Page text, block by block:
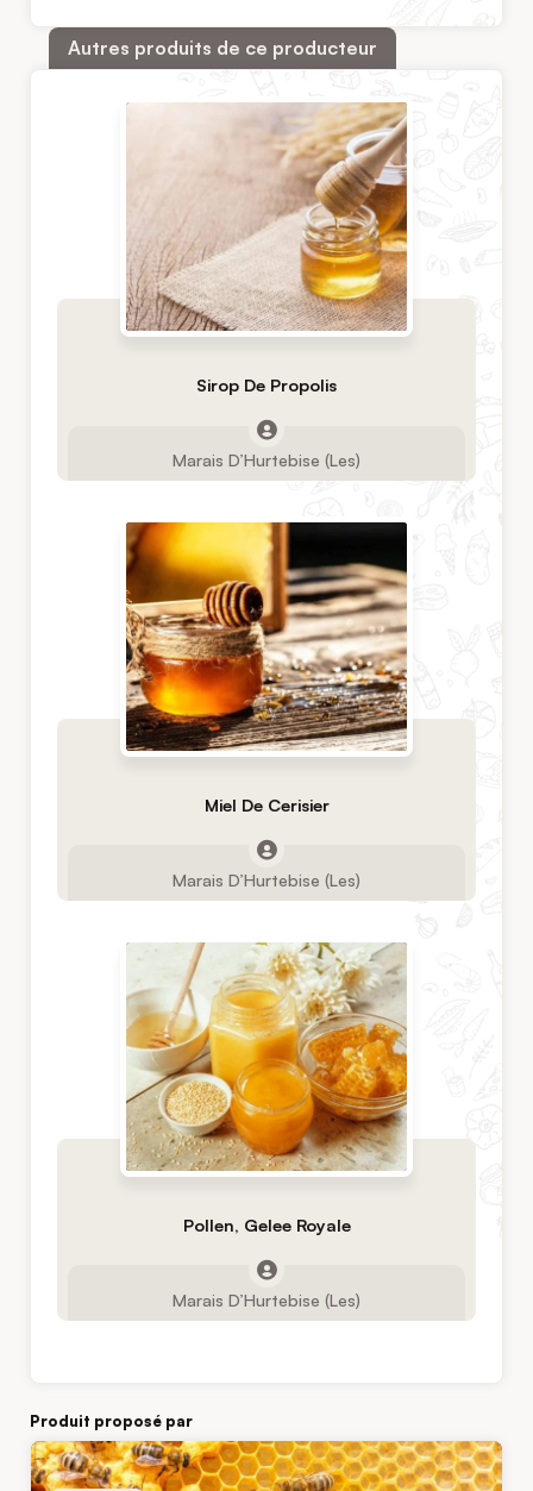
Autres produits de ce producteur
Sirop De Propolis
Marais D’Hurtebise (Les)
Miel De Cerisier
Marais D’Hurtebise (Les)
Pollen, Gelee Royale
Marais D’Hurtebise (Les)
Produit proposé par